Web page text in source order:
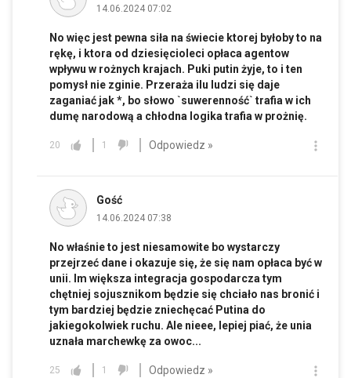
14.06.2024 07:02
No więc jest pewna siła na świecie ktorej byłoby to na
rękę, i ktora od dziesięcioleci opłaca agentow
wpływu w rożnych krajach. Puki putin żyje, to i ten
pomysł nie zginie. Przeraża ilu ludzi się daje
zaganiać jak *, bo słowo `suwerenność` trafia w ich
dumę narodową a chłodna logika trafia w prożnię.
20 1 Odpowiedz »
Gość
14.06.2024 07:38
No właśnie to jest niesamowite bo wystarczy
przejrzeć dane i okazuje się, że się nam opłaca być w
unii. Im większa integracja gospodarcza tym
chętniej sojusznikom będzie się chciało nas bronić i
tym bardziej będzie zniechęcać Putina do
jakiegokolwiek ruchu. Ale nieee, lepiej piać, że unia
uznała marchewkę za owoc...
25 1 Odpowiedz »